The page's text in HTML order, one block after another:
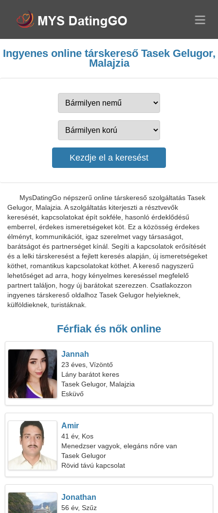
Ingyenes online társkereső Tasek Gelugor,
Malajzia
MysDatingGo népszerű online társkereső szolgáltatás Tasek
Gelugor, Malajzia. A szolgáltatás kiterjeszti a résztvevők
keresését, kapcsolatokat épít sokféle, hasonló érdeklődésű
emberrel, érdekes ismeretségeket köt. Ez a közösség érdekes
élményt, kommunikációt, igaz szerelmet vagy társaságot,
barátságot és partnerséget kínál. Segíti a kapcsolatok erősítését
és a lelki társkeresést a fejlett keresés alapján, új ismeretségeket
köthet, romantikus kapcsolatokat köthet. A kereső nagyszerű
lehetőséget ad arra, hogy kényelmes kereséssel megfelelő
partnert találjon, hogy új barátokat szerezzen. Csatlakozzon
ingyenes társkereső oldalhoz Tasek Gelugor helyieknek,
külföldieknek, turistáknak.
Férfiak és nők online
Jannah
23 éves, Vízöntő
Lány barátot keres
Tasek Gelugor, Malajzia
Esküvő
Amir
41 év, Kos
Menedzser vagyok, elegáns nőre van
szükségem
Tasek Gelugor
Rövid távú kapcsolat
Jonathan
56 év, Szűz